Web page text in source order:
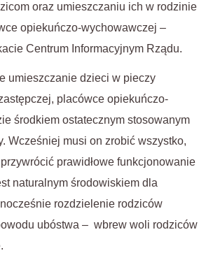
oraz umieszczaniu ich w rodzinie
opiekuńczo-wychowawczej –
Centrum Informacyjnym Rządu.
umieszczanie dzieci w pieczy
placówce opiekuńczo-
środkiem ostatecznym stosowanym
Wcześniej musi on zrobić wszystko,
prawidłowe funkcjonowanie
naturalnym środowiskiem dla
rozdzielenie rodziców
ubóstwa – wbrew woli rodziców